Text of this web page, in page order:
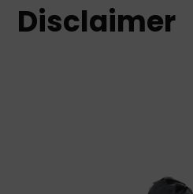
Disclaimer